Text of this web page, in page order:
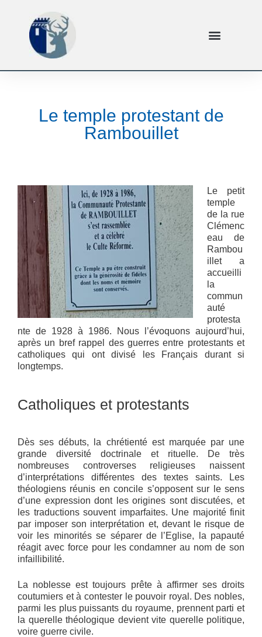
Le temple protestant de
Rambouillet
Le petit
temple
de la rue
Clémenc
eau de
Rambou
illet a
accueilli
la
commun
auté
protesta
nte de 1928 à 1986. Nous l’évoquons aujourd’hui,
après un bref rappel des guerres entre protestants et
catholiques qui ont divisé les Français durant si
longtemps.
Catholiques et protestants
Dès ses débuts, la chrétienté est marquée par une
grande diversité doctrinale et rituelle. De très
nombreuses controverses religieuses naissent
d’interprétations différentes des textes saints. Les
théologiens réunis en concile s’opposent sur le sens
d’une expression dont les origines sont discutées, et
les traductions souvent imparfaites. Une majorité finit
par imposer son interprétation et, devant le risque de
voir les minorités se séparer de l’Eglise, la papauté
réagit avec force pour les condamner au nom de son
infaillibilité.
La noblesse est toujours prête à affirmer ses droits
coutumiers et à contester le pouvoir royal. Des nobles,
parmi les plus puissants du royaume, prennent parti et
la querelle théologique devient vite querelle politique,
voire guerre civile.